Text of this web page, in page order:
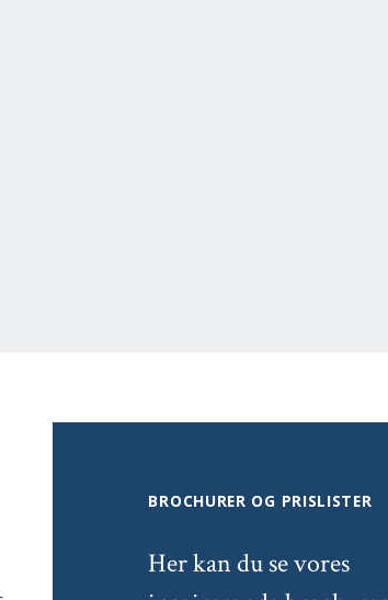
BROCHURER OG PRISLISTER
Her kan du se vores